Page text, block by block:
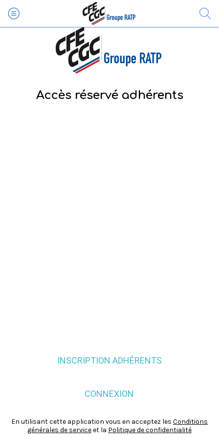
Accès réservé adhérents
INSCRIPTION ADHÉRENTS
CONNEXION
En utilisant cette application vous en acceptez les Conditions
générales de serviceet la Politique de confidentialité